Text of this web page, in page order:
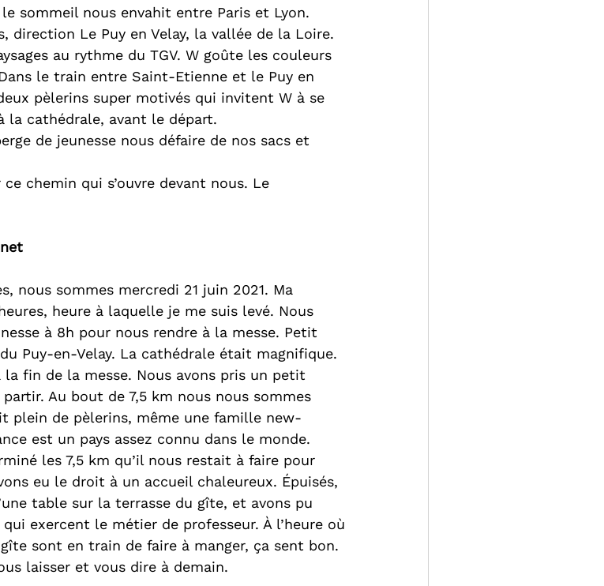
sommeil nous envahit entre Paris et Lyon.
direction Le Puy en Velay, la vallée de la Loire.
au rythme du TGV. W goûte les couleurs
le train entre Saint-Etienne et le Puy en
pèlerins super motivés qui invitent W à se
la cathédrale, avant le départ.
de jeunesse nous défaire de nos sacs et
chemin qui s’ouvre devant nous. Le
nous sommes mercredi 21 juin 2021. Ma
heure à laquelle je me suis levé. Nous
à 8h pour nous rendre à la messe. Petit
Puy-en-Velay. La cathédrale était magnifique.
fin de la messe. Nous avons pris un petit
Au bout de 7,5 km nous nous sommes
plein de pèlerins, même une famille new-
est un pays assez connu dans le monde.
les 7,5 km qu’il nous restait à faire pour
eu le droit à un accueil chaleureux. Épuisés,
table sur la terrasse du gîte, et avons pu
exercent le métier de professeur. À l’heure où
sont en train de faire à manger, ça sent bon.
laisser et vous dire à demain.